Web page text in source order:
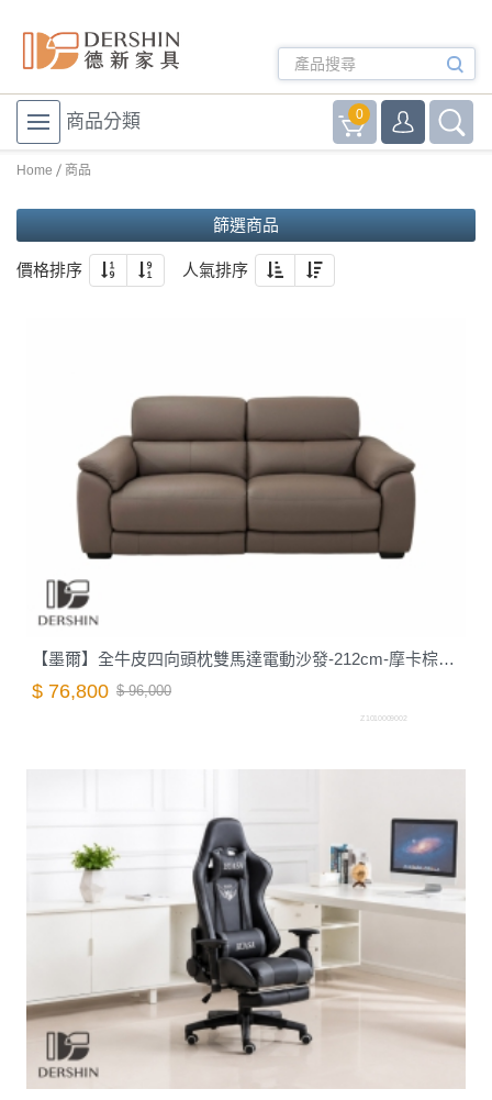
商品分類 0
Home 商品
篩選商品
價格排序 人氣排序
【墨爾】全牛皮四向頭枕雙馬達電動沙發-212cm-摩卡棕｜德新家具
$ 76,800 $ 96,000
Z1010009002